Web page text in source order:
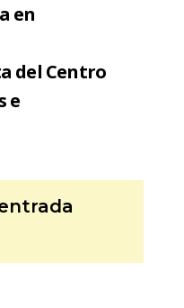
en
del Centro
e